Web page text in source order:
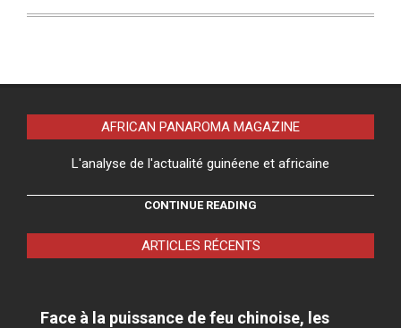
AFRICAN PANAROMA MAGAZINE
L'analyse de l'actualité guinéene et africaine
CONTINUE READING
ARTICLES RÉCENTS
Face à la puissance de feu chinoise, les